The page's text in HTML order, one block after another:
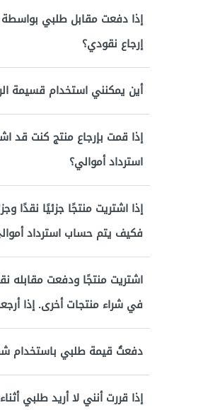
إذا دفعت مقابل طلبي بواسطة
إرجاع نقودي؟
أين يمكنني استخدام قسيمة
إذا قمت بإرجاع منتج كنت قد
استرداد أموالي؟
إذا اشتريت منتجًا جزئيًا نقدًا
فكيف يتم حساب استرداد
اشتريت منتجًا ودفعت مقابله
في شراء منتجات أخرى. إذا
دفعتُ قيمة طلبي باستخدام
إذا قررت أنني لا أريد طلبي